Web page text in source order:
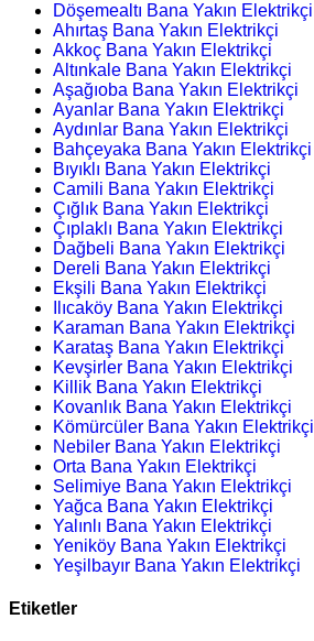
Döşemealtı Bana Yakın Elektrikçi
Ahırtaş Bana Yakın Elektrikçi
Akkoç Bana Yakın Elektrikçi
Altınkale Bana Yakın Elektrikçi
Aşağıoba Bana Yakın Elektrikçi
Ayanlar Bana Yakın Elektrikçi
Aydınlar Bana Yakın Elektrikçi
Bahçeyaka Bana Yakın Elektrikçi
Bıyıklı Bana Yakın Elektrikçi
Camili Bana Yakın Elektrikçi
Çığlık Bana Yakın Elektrikçi
Çıplaklı Bana Yakın Elektrikçi
Dağbeli Bana Yakın Elektrikçi
Dereli Bana Yakın Elektrikçi
Ekşili Bana Yakın Elektrikçi
Ilıcaköy Bana Yakın Elektrikçi
Karaman Bana Yakın Elektrikçi
Karataş Bana Yakın Elektrikçi
Kevşirler Bana Yakın Elektrikçi
Killik Bana Yakın Elektrikçi
Kovanlık Bana Yakın Elektrikçi
Kömürcüler Bana Yakın Elektrikçi
Nebiler Bana Yakın Elektrikçi
Orta Bana Yakın Elektrikçi
Selimiye Bana Yakın Elektrikçi
Yağca Bana Yakın Elektrikçi
Yalınlı Bana Yakın Elektrikçi
Yeniköy Bana Yakın Elektrikçi
Yeşilbayır Bana Yakın Elektrikçi
Etiketler